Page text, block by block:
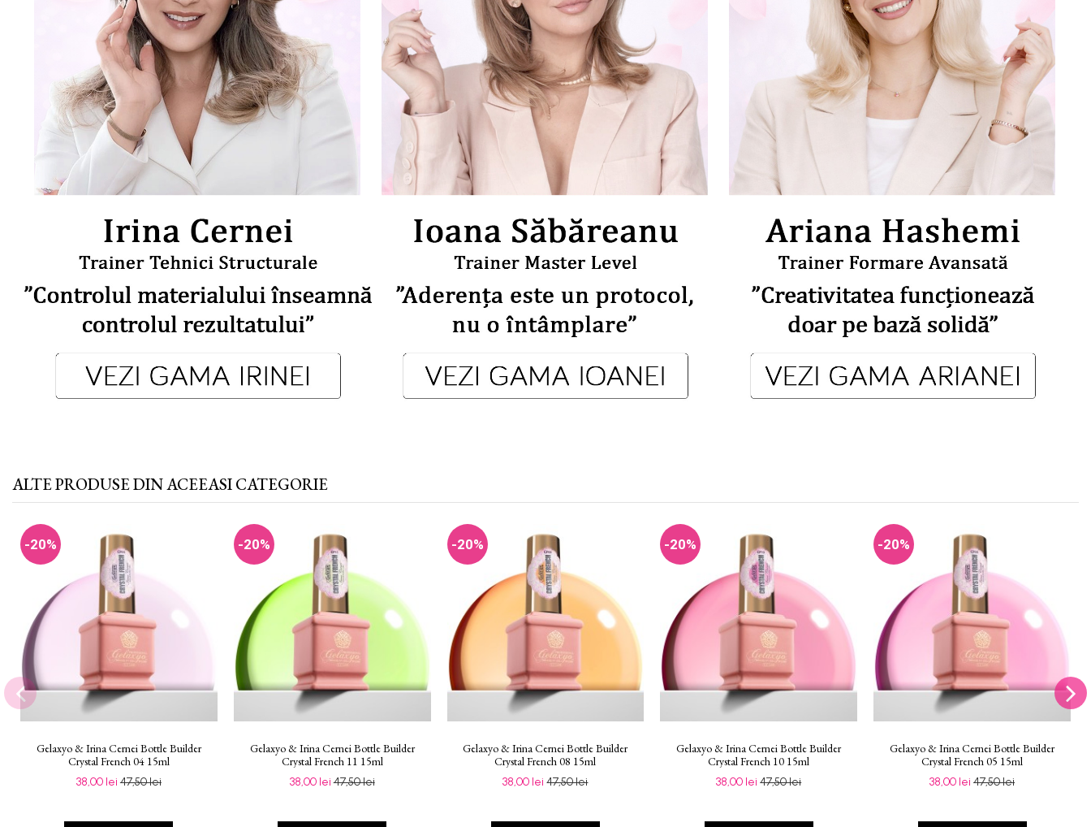
ALTE PRODUSE DIN ACEEASI CATEGORIE
-20%
Gelaxyo & Irina Cernei Bottle Builder
Crystal French 04 15ml
38,00 lei 47,50 lei
-20%
Gelaxyo & Irina Cernei Bottle Builder
Crystal French 11 15ml
38,00 lei47,50 lei
-20%
Gelaxyo & Irina Cernei Bottle Builder
Crystal French 08 15ml
38,00 lei47,50 lei
-20%
Gelaxyo & Irina Cernei Bottle Builder
Crystal French 10 15ml
38,00 lei47,50 lei
-20%
Gelaxyo & Irina Cernei Bottle Builder
Crystal French 05 15ml
38,00 lei47,50 lei